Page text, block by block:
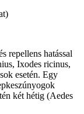
repellens hatással
Ixodes ricinus,
esetén. Egy
két hétig (Aedes